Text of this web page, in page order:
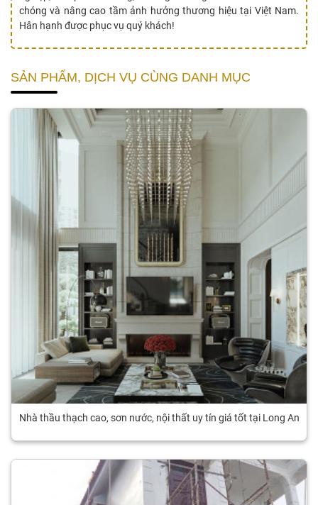
chóng và nâng cao tầm ảnh hưởng thương hiệu tại Việt Nam.
Hân hạnh được phục vụ quý khách!
SẢN PHẨM, DỊCH VỤ CÙNG DANH MỤC
Nhà thầu thạch cao, sơn nước, nội thất uy tín giá tốt tại Long An